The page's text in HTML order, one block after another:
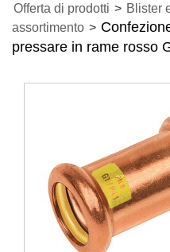
Offerta di prodotti > Blister
assortimento >
pressare in rame rosso